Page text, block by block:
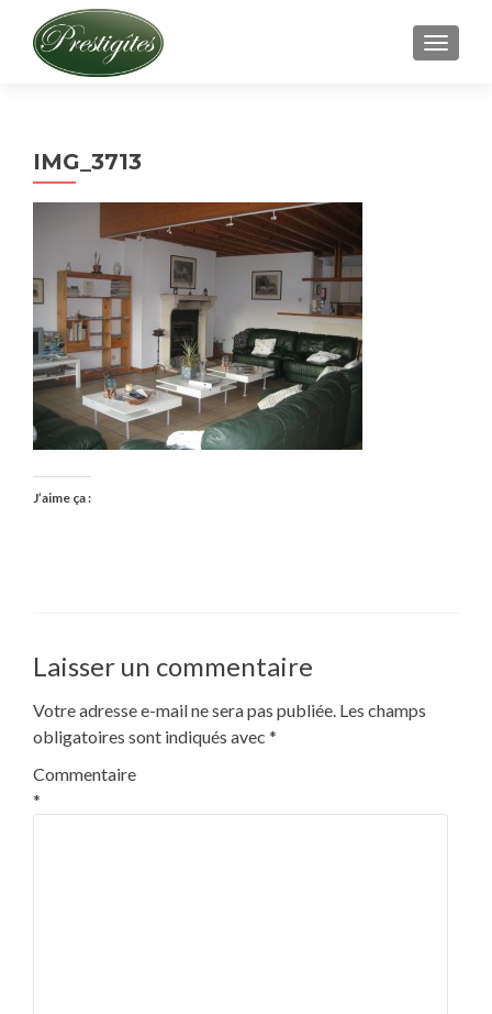
IMG_3713
J’aime ça :
Laisser un commentaire
Votre adresse e-mail ne sera pas publiée. Les champs
obligatoires sont indiqués avec *
Commentaire
*